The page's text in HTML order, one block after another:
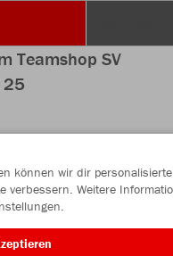
Teamshop SV
25
können wir dir personalisierte
verbessern. Weitere